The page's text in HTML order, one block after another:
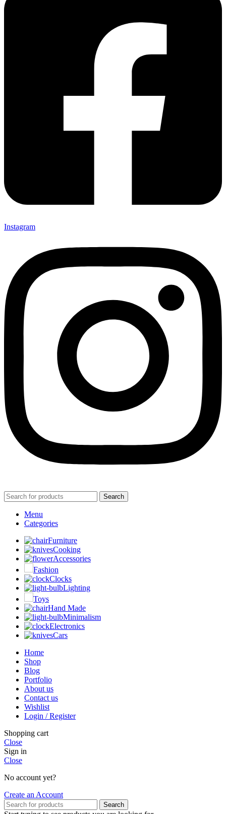
Instagram
Search
Menu
Categories
Furniture
Cooking
Accessories
Fashion
Clocks
Lighting
Toys
Hand Made
Minimalism
Electronics
Cars
Home
Shop
Blog
Portfolio
About us
Contact us
Wishlist
Login / Register
Shopping cart
Close
Sign in
Close
No account yet?
Create an Account
Search